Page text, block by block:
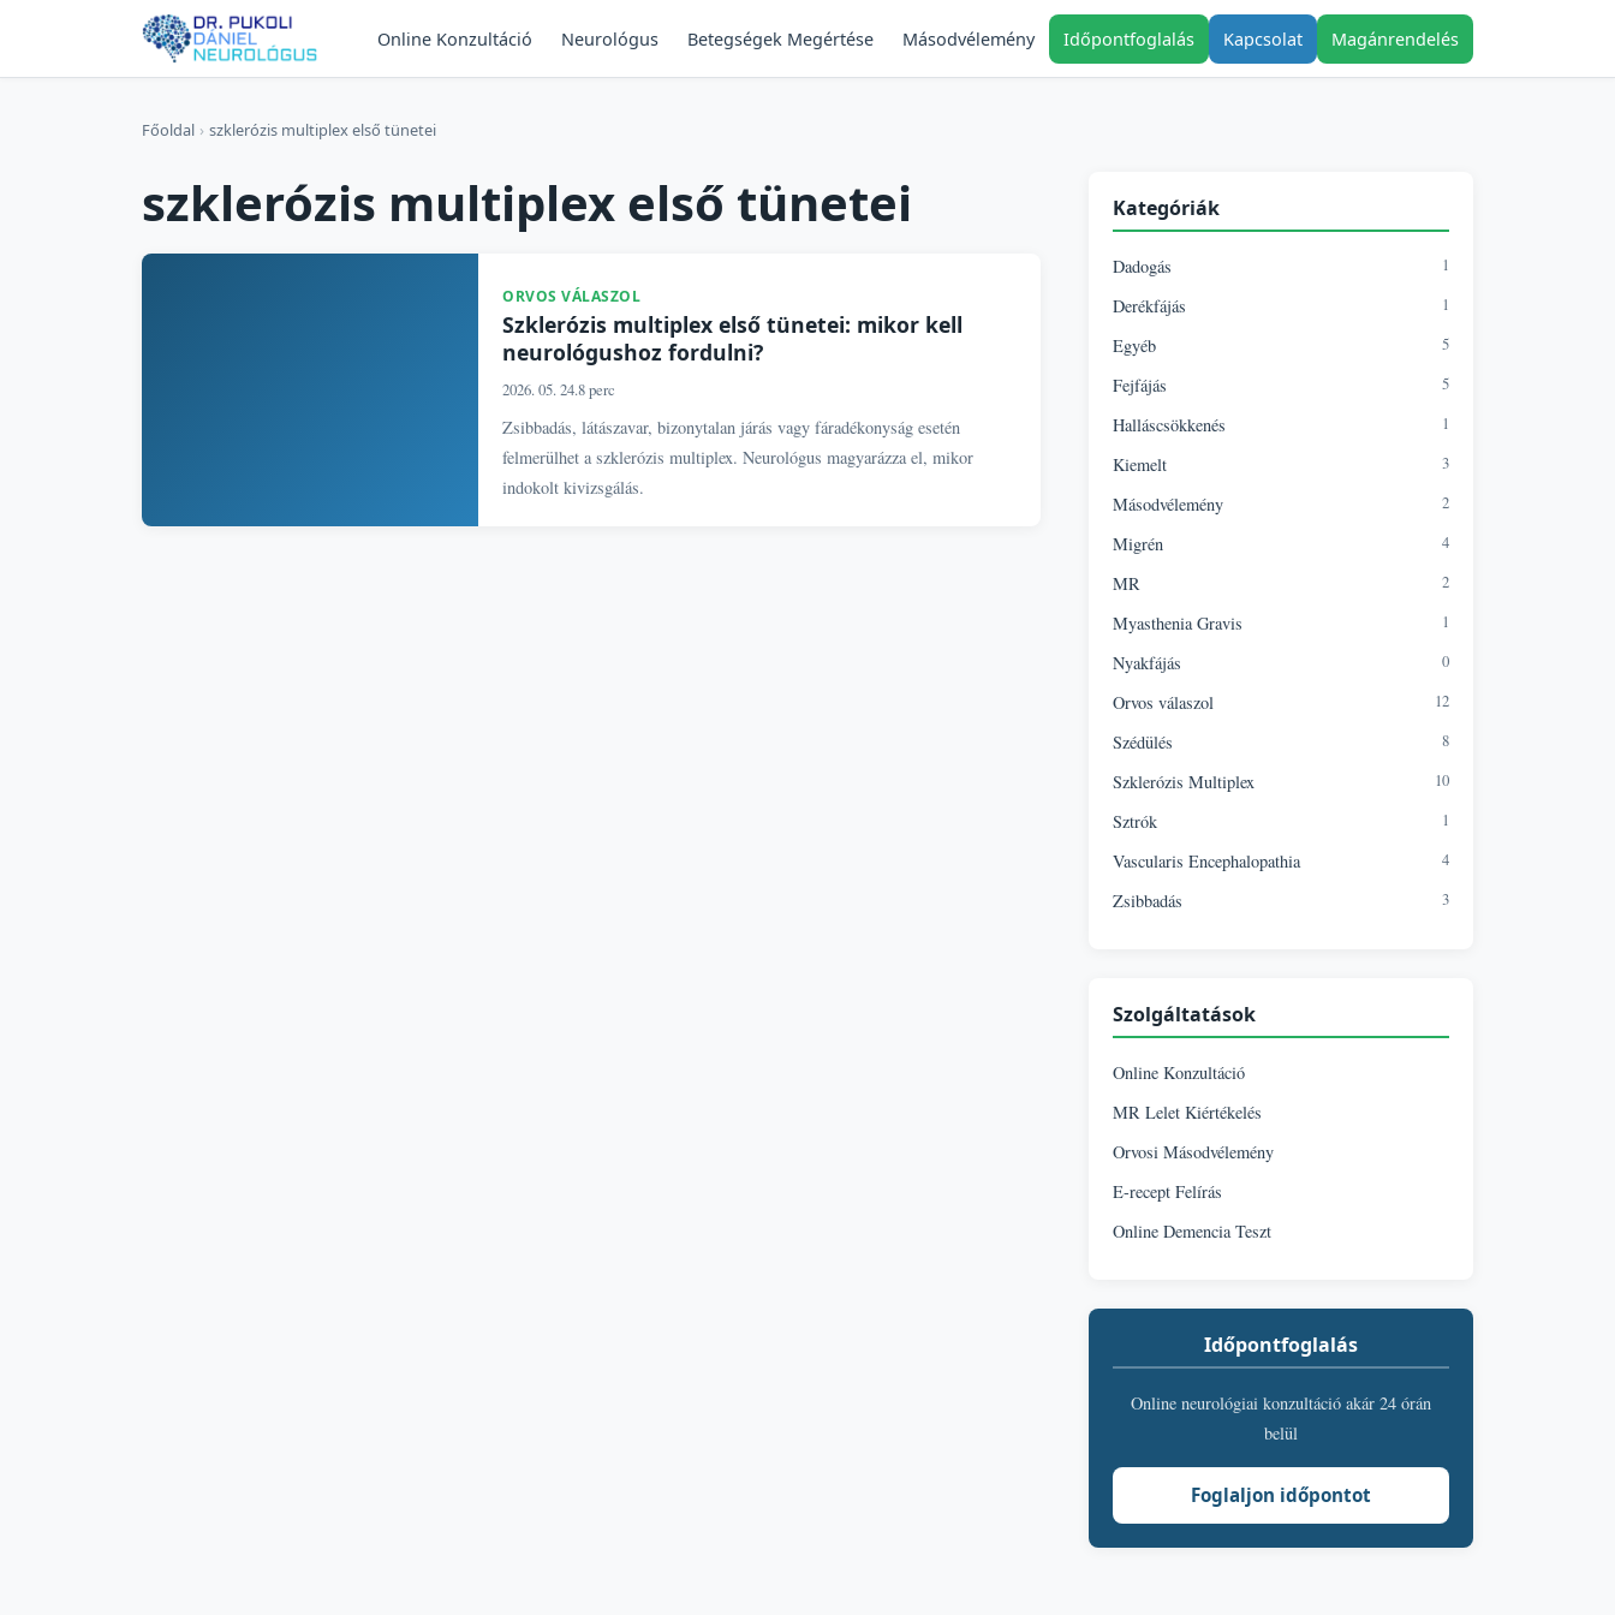
Online Konzultáció Neurológus Betegségek Megértése Másodvélemény Időpontfoglalás Kapcsolat Magánrendelés
Főoldal › szklerózis multiplex első tünetei
szklerózis multiplex első tünetei
ORVOS VÁLASZOL
Szklerózis multiplex első tünetei: mikor kell
neurológushoz fordulni?
2026. 05. 24.8 perc
Zsibbadás, látászavar, bizonytalan járás vagy fáradékonyság esetén
felmerülhet a szklerózis multiplex. Neurológus magyarázza el, mikor
indokolt kivizsgálás.
Kategóriák
Dadogás 1
Derékfájás 1
Egyéb 5
Fejfájás 5
Halláscsökkenés 1
Kiemelt 3
Másodvélemény 2
Migrén 4
MR 2
Myasthenia Gravis 1
Nyakfájás 0
Orvos válaszol 12
Szédülés 8
Szklerózis Multiplex 10
Sztrók 1
Vascularis Encephalopathia 4
Zsibbadás 3
Szolgáltatások
Online Konzultáció
MR Lelet Kiértékelés
Orvosi Másodvélemény
E-recept Felírás
Online Demencia Teszt
Időpontfoglalás
Online neurológiai konzultáció akár 24 órán
belül
Foglaljon időpontot